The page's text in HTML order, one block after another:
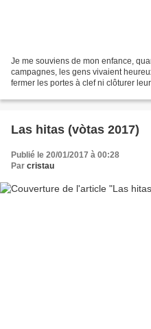
Je me souviens de mon enfance,
campagnes, les gens vivaient
fermer les portes à clef ni clôturer
Las hitas (vòtas 2017)
Publié le 20/01/2017 à 00:28
Par cristau